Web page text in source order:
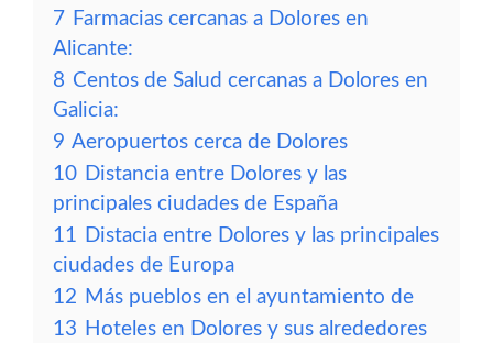
7 Farmacias cercanas a Dolores en
Alicante:
8 Centos de Salud cercanas a Dolores en
Galicia:
9 Aeropuertos cerca de Dolores
10 Distancia entre Dolores y las
principales ciudades de España
11 Distacia entre Dolores y las principales
ciudades de Europa
12 Más pueblos en el ayuntamiento de
13 Hoteles en Dolores y sus alrededores